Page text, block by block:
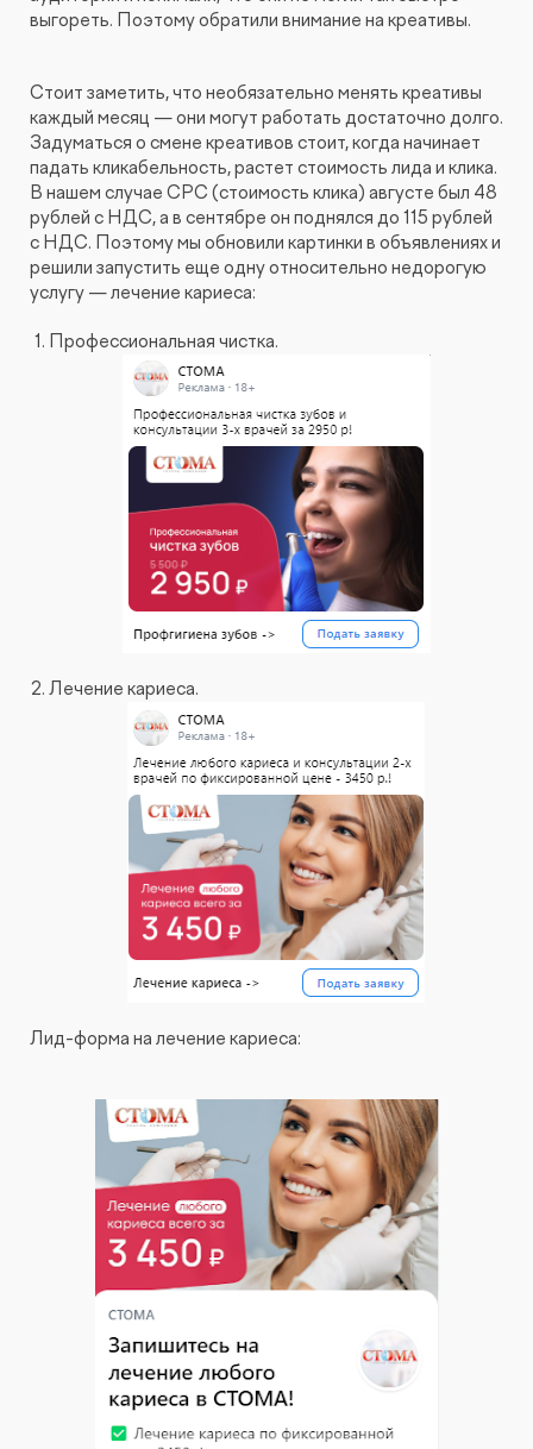
выгореть. Поэтому обратили внимание на креативы.
Стоит заметить, что необязательно менять креативы
каждый месяц — они могут работать достаточно долго.
Задуматься о смене креативов стоит, когда начинает
падать кликабельность, растет стоимость лида и клика.
В нашем случае CPC (стоимость клика) августе был 48
рублей с НДС, а в сентябре он поднялся до 115 рублей
с НДС. Поэтому мы обновили картинки в объявлениях и
решили запустить еще одну относительно недорогую
услугу — лечение кариеса:
Профессиональная чистка.
Лечение кариеса.
Лид-форма на лечение кариеса: